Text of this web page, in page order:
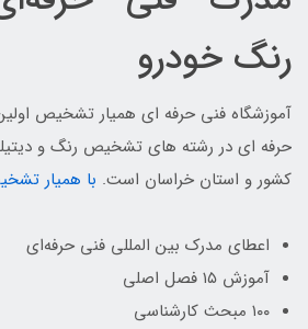
رنگ خودرو
آموزشگاه فنی حرفه ای همیار تشخیص
حرفه ای در رشته های تشخیص رنگ و
کشور و استان خراسان است. با همیار
اعطای مدرک بین المللی فنی حرفه‌ای
آموزش ۱۵ فصل اصلی
۱۰۰ مبحث کارشناسی